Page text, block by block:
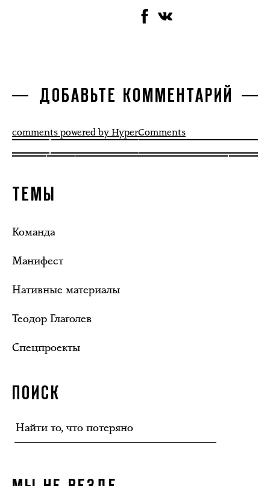
ДОБАВЬТЕ КОММЕНТАРИЙ
comments powered by HyperComments
ТЕМЫ
Команда
Манифест
Нативные материалы
Теодор Глаголев
Спецпроекты
ПОИСК